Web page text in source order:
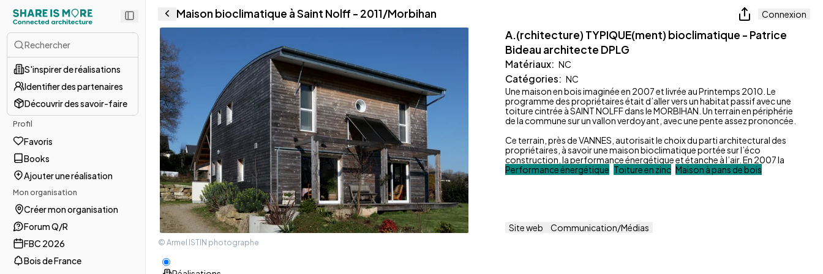
Rechercher
S'inspirer de réalisations
Identifier des partenaires
Découvrir des savoir-faire
Profil
Favoris
Books
Ajouter une réalisation
Mon organisation
Créer mon organisation
Forum Q/R
FBC 2026
Bois de France
Maison bioclimatique à Saint Nolff - 2011/Morbihan Connexion
© Armel ISTIN photographe
A.(rchitecture) TYPIQUE(ment) bioclimatique - Patrice
Bideau architecte DPLG
Matériaux: NC
Catégories: NC
Une maison en bois imaginée en 2007 et livrée au Printemps 2010. Le
programme des propriétaires était d’aller vers un habitat passif avec une
toiture cintrée à SAINT NOLFF dans le MORBIHAN. Un terrain en périphérie
de la commune sur un vallon verdoyant, avec une pente assez prononcée.
Ce terrain, près de VANNES, autorisait le choix du parti architectural des
propriétaires, à savoir une maison bioclimatique portée sur l’éco
construction, la performance énergétique et étanche à l’air. En 2007 la
Performance énergétique Toiture en zinc Maison à pans de bois
Site web Communication/Médias